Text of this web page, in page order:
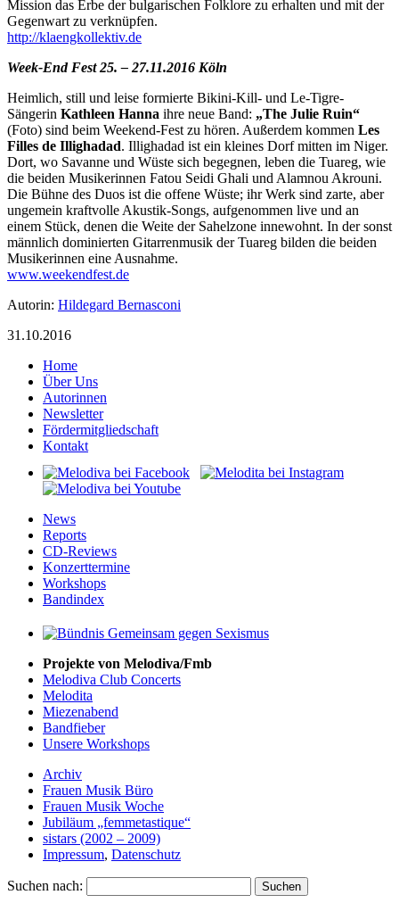
Mission das Erbe der bulgarischen Folklore zu erhalten und mit der
Gegenwart zu verknüpfen.
http://klaengkollektiv.de
Week-End Fest 25. – 27.11.2016 Köln
Heimlich, still und leise formierte Bikini-Kill- und Le-Tigre-
Sängerin Kathleen Hanna ihre neue Band: „The Julie Ruin“
(Foto) sind beim Weekend-Fest zu hören. Außerdem kommen Les
Filles de Illighadad. Illighadad ist ein kleines Dorf mitten im Niger.
Dort, wo Savanne und Wüste sich begegnen, leben die Tuareg, wie
die beiden Musikerinnen Fatou Seidi Ghali und Alamnou Akrouni.
Die Bühne des Duos ist die offene Wüste; ihr Werk sind zarte, aber
ungemein kraftvolle Akustik-Songs, aufgenommen live und an
einem Stück, denen die Weite der Sahelzone innewohnt. In der sonst
männlich dominierten Gitarrenmusik der Tuareg bilden die beiden
Musikerinnen eine Ausnahme.
www.weekendfest.de
Autorin: Hildegard Bernasconi
31.10.2016
Home
Über Uns
Autorinnen
Newsletter
Fördermitgliedschaft
Kontakt
News
Reports
CD-Reviews
Konzerttermine
Workshops
Bandindex
Projekte von Melodiva/Fmb
Melodiva Club Concerts
Melodita
Miezenabend
Bandfieber
Unsere Workshops
Archiv
Frauen Musik Büro
Frauen Musik Woche
Jubiläum „femmetastique“
sistars (2002 – 2009)
Impressum, Datenschutz
Suchen nach: